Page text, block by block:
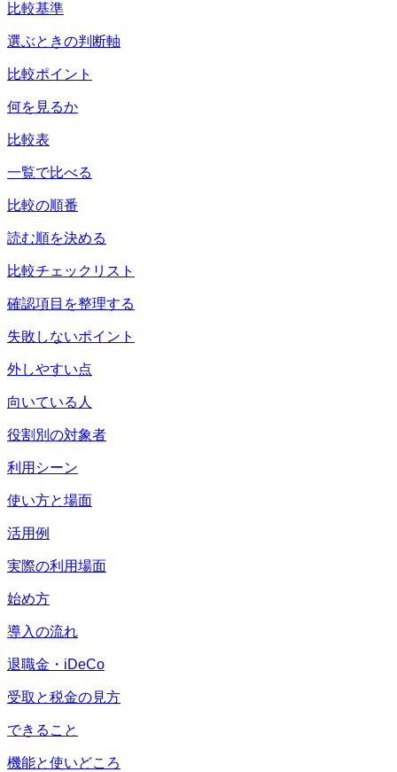
比較基準
選ぶときの判断軸
比較ポイント
何を見るか
比較表
一覧で比べる
比較の順番
読む順を決める
比較チェックリスト
確認項目を整理する
失敗しないポイント
外しやすい点
向いている人
役割別の対象者
利用シーン
使い方と場面
活用例
実際の利用場面
始め方
導入の流れ
退職金・iDeCo
受取と税金の見方
できること
機能と使いどころ